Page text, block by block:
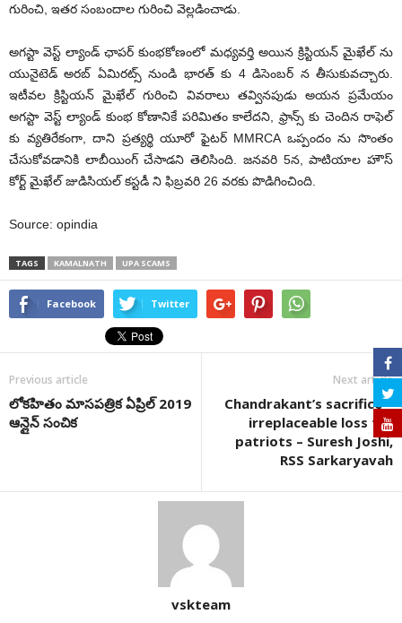
గురించి, ఇతర సంబందాల గురించి వెల్లడించాడు.
అగస్టా వెస్ట్ ల్యాండ్ ఛాపర్ కుంభకోణంలో మధ్యవర్తి అయిన క్రిస్టియన్ మైఖేల్ ను
యునైటెడ్ అరబ్ ఏమిరట్స్ నుండి భారత్ కు 4 డిసెంబర్ న తీసుకువచ్చారు.
ఇటీవల క్రిస్టియన్ మైఖేల్ గురించి వివరాలు తవ్వినపుడు అయన ప్రమేయం
అగస్టా వెస్ట్ ల్యాండ్ కుంభ కోణానికే పరిమితం కాలేదని, ఫ్రాన్స్ కు చెందిన రాఫెల్
కు వ్యతిరేకంగా, దాని ప్రత్యర్థి యూరో ఫైటర్ MMRCA ఒప్పందం ను సొంతం
చేసుకోవడానికి లాబీయింగ్ చేసాడని తెలిసింది. జనవరి 5న, పాటియాల హౌస్
కోర్ట్ మైఖేల్ జుడిసియల్ కస్టడీ ని ఫిబ్రవరి 26 వరకు పొడిగించింది.
Source: opindia
TAGS KAMALNATH UPA SCAMS
Facebook Twitter
Previous article
లోకహితం మాసపత్రిక ఏప్రిల్ 2019
ఆన్లైన్ సంచిక
Next article
Chandrakant’s sacrifice –
irreplaceable loss for
patriots – Suresh Joshi,
RSS Sarkaryavah
vskteam